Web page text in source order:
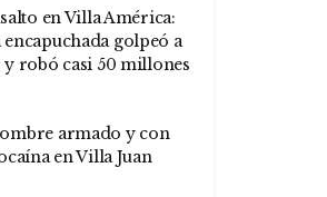
en Villa América:
encapuchada golpeó a
robó casi 50 millones
armado y con
en Villa Juan